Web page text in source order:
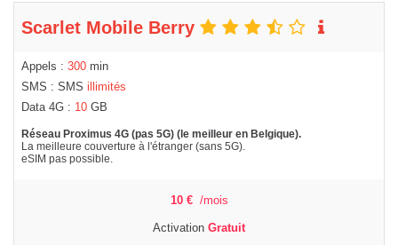
Scarlet Mobile Berry
Appels : 300 min
SMS : SMS illimités
Data 4G : 10 GB
Réseau Proximus 4G (pas 5G) (le meilleur en Belgique).
La meilleure couverture à l'étranger (sans 5G).
eSIM pas possible.
10 € /mois
Activation Gratuit